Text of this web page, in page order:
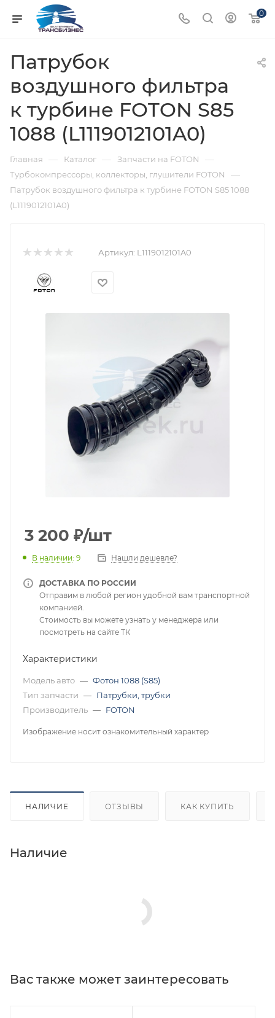
0
Патрубок
воздушного фильтра
к турбине FOTON S85
1088 (L1119012101A0)
Главная — Каталог — Запчасти на FOTON —
Турбокомпрессоры, коллекторы, глушители FOTON —
Патрубок воздушного фильтра к турбине FOTON S85 1088
(L1119012101A0)
Артикул: L1119012101A0
3 200 ₽/шт
В наличии: 9 Нашли дешевле?
ДОСТАВКА ПО РОССИИ
Отправим в любой регион удобной вам транспортной
компанией.
Стоимость вы можете узнать у менеджера или
посмотреть на сайте ТК
Характеристики
Модель авто — Фотон 1088 (S85)
Тип запчасти — Патрубки, трубки
Производитель — FOTON
Изображение носит ознакомительный характер
НАЛИЧИЕ ОТЗЫВЫ КАК КУПИТЬ
Наличие
Вас также может заинтересовать